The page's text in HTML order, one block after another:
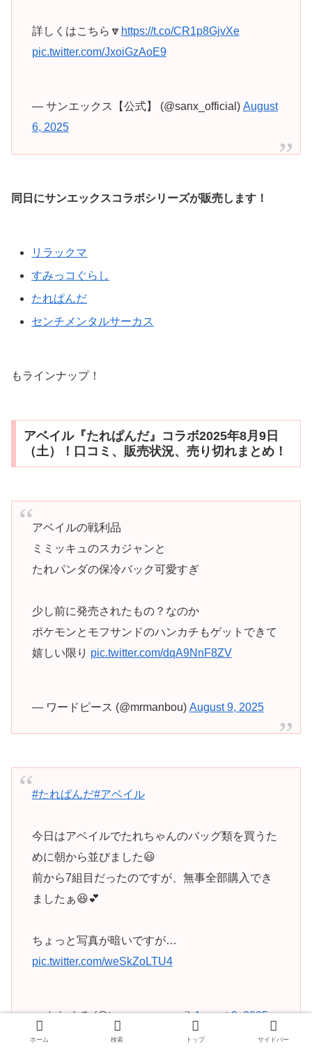
詳しくはこちら🔽 https://t.co/CR1p8GjvXe
pic.twitter.com/JxoiGzAoE9
— サンエックス【公式】 (@sanx_official) August
6, 2025
同日にサンエックスコラボシリーズが販売します！
リラックマ
すみっコぐらし
たれぱんだ
センチメンタルサーカス
もラインナップ！
アベイル『たれぱんだ』コラボ2025年8月9日
（土）！口コミ、販売状況、売り切れまとめ！
アベイルの戦利品
ミミッキュのスカジャンと
たれパンダの保冷バック可愛すぎ
少し前に発売されたもの？なのか
ポケモンとモフサンドのハンカチもゲットできて
嬉しい限り pic.twitter.com/dqA9NnF8ZV
— ワードピース (@mrmanbou) August 9, 2025
#たれぱんだ#アベイル
今日はアベイルでたれちゃんのバッグ類を買うた
めに朝から並びました😃
前から7組目だったのですが、無事全部購入でき
ましたぁ😆💕
ちょっと写真が暗いですが…
pic.twitter.com/weSkZoLTU4
— たれまる (@tare_yuzu_mugi)August 9, 2025
ホーム 検索 トップ サイドバー